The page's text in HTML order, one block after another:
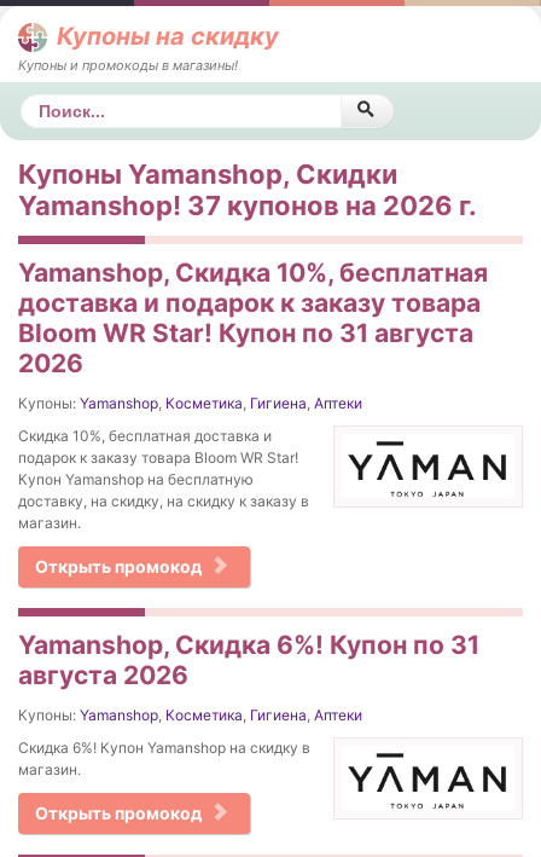
Купоны на скидку
Купоны и промокоды в магазины!
Поиск
Купоны Yamanshop, Скидки
Yamanshop! 37 купонов на 2026 г.
Yamanshop, Скидка 10%, бесплатная
доставка и подарок к заказу товара
Bloom WR Star! Купон по 31 августа
2026
Купоны: Yamanshop, Косметика, Гигиена, Аптеки
Скидка 10%, бесплатная доставка и
подарок к заказу товара Bloom WR Star!
Купон Yamanshop на бесплатную
доставку, на скидку, на скидку к заказу в
магазин.
Открыть промокод
Yamanshop, Скидка 6%! Купон по 31
августа 2026
Купоны: Yamanshop, Косметика, Гигиена, Аптеки
Скидка 6%! Купон Yamanshop на скидку в
магазин.
Открыть промокод